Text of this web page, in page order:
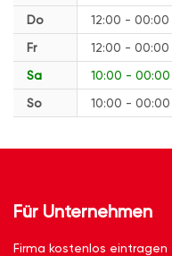
Do
12:00 - 00:00
Fr
12:00 - 00:00
Sa
10:00 - 00:00
So
10:00 - 00:00
Für Unternehmen
Firma kostenlos eintragen